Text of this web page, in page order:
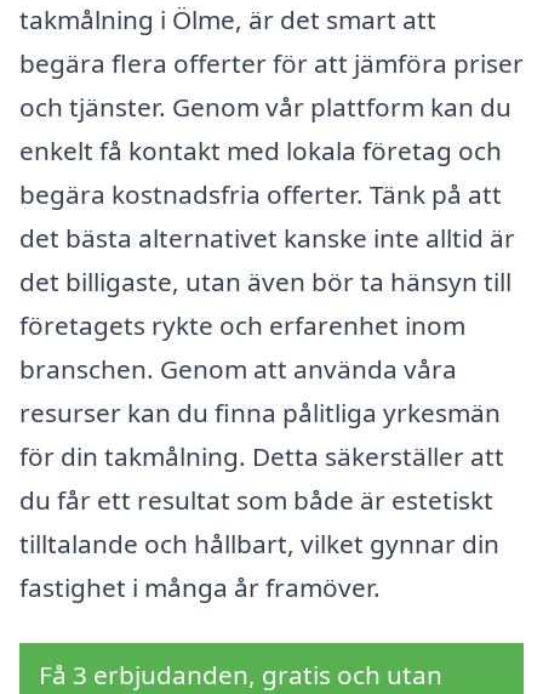
takmålning i Ölme, är det smart att
begära flera offerter för att jämföra priser
och tjänster. Genom vår plattform kan du
enkelt få kontakt med lokala företag och
begära kostnadsfria offerter. Tänk på att
det bästa alternativet kanske inte alltid är
det billigaste, utan även bör ta hänsyn till
företagets rykte och erfarenhet inom
branschen. Genom att använda våra
resurser kan du finna pålitliga yrkesmän
för din takmålning. Detta säkerställer att
du får ett resultat som både är estetiskt
tilltalande och hållbart, vilket gynnar din
fastighet i många år framöver.
Få 3 erbjudanden, gratis och utan